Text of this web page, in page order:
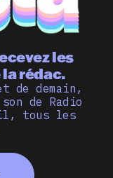
les
rédac.
de demain,
de Radio
tous les